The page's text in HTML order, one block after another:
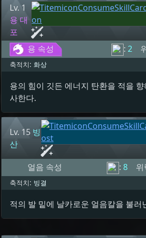
Lv. 1
용 대
포
용 속성
:2
축적치: 화상
용의 힘이 깃든 에너지 탄환을 적을
사한다.
Lv. 15 빙
산
얼음 속성 :8 위
축적치: 빙결
적의 발 밑에 날카로운 얼음칼을 불러